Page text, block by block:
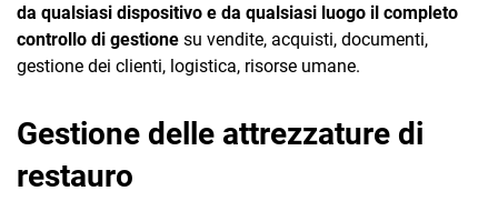
da qualsiasi dispositivo e da qualsiasi luogo il completo
controllo di gestione su vendite, acquisti, documenti,
gestione dei clienti, logistica, risorse umane.
Gestione delle attrezzature di
restauro